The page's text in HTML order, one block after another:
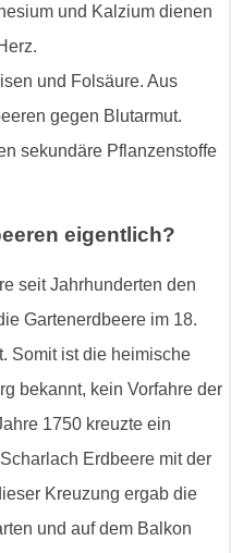
und Kalzium dienen
und Folsäure. Aus
gegen Blutarmut.
sekundäre Pflanzenstoffe
eigentlich?
seit Jahrhunderten den
Gartenerdbeere im 18.
Somit ist die heimische
bekannt, kein Vorfahre der
1750 kreuzte ein
Erdbeere mit der
Kreuzung ergab die
und auf dem Balkon